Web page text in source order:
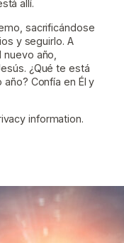
allí.
sacrificándose
y seguirlo. A
año,
¿Qué te está
Confía en Él y
information.